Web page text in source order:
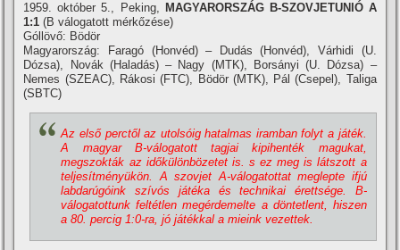
1959. október 5., Peking, MAGYARORSZÁG B-SZOVJETUNIÓ A
1:1 (B válogatott mérkőzése)
Góllövő: Bödör
Magyarország: Faragó (Honvéd) – Dudás (Honvéd), Várhidi (U.
Dózsa), Novák (Haladás) – Nagy (MTK), Borsányi (U. Dózsa) –
Nemes (SZEAC), Rákosi (FTC), Bödör (MTK), Pál (Csepel), Taliga
(SBTC)
Az első perctől az utolsóig hatalmas iramban folyt a játék.
A magyar B-válogatott tagjai kipihenték magukat,
megszokták az időkülönbözetet is. s ez meg is látszott a
teljesí­tményükön. A szovjet A-válogatottat meglepte ifjú
labdarúgóink szí­vós játéka és technikai érettsége. B-
válogatottunk feltétlen megérdemelte a döntetlent, hiszen
a 80. percig 1:0-ra, jó játékkal a mieink vezettek.